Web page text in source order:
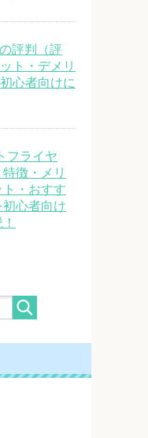
評判（評
ト・デメリ
心者向けに
フライヤ
徴・メリ
・おすす
心者向け